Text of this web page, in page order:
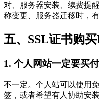
对、服务器安装、续费提
称变更、服务器迁移时，
五、SSL证书购
1. 个人网站一定要买
不一定。个人站可以使用
签，或者希望有人协助安